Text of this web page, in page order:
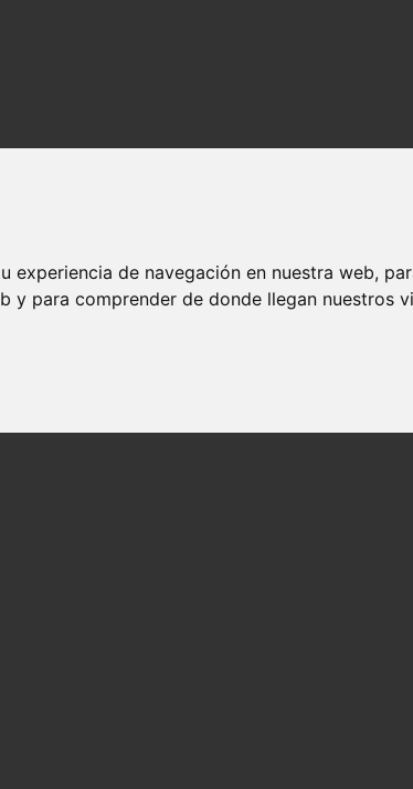
de navegación en nuestra web,
y para comprender de donde llegan nuestros